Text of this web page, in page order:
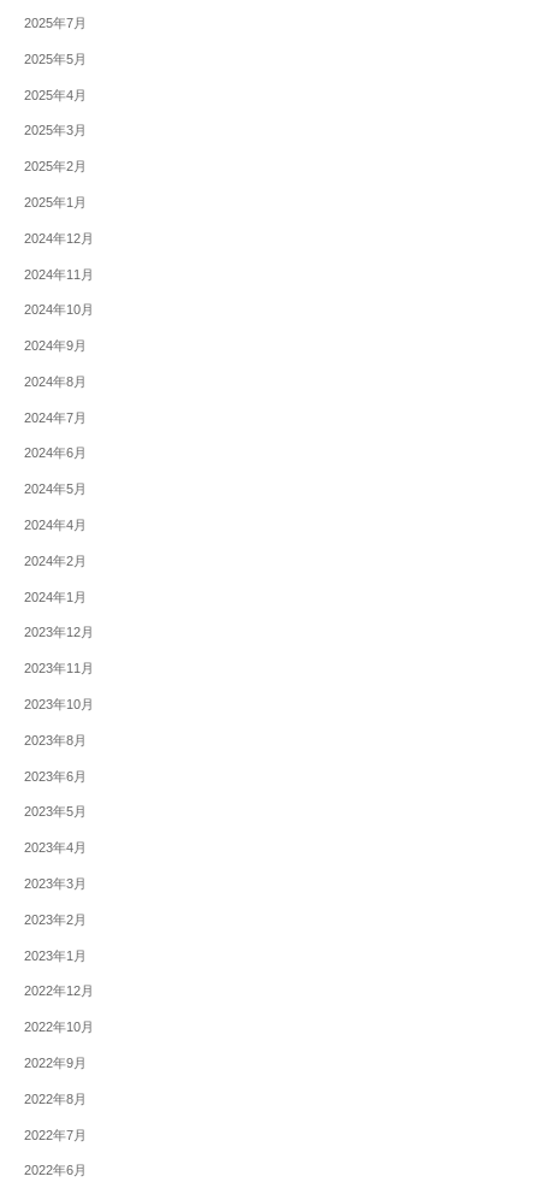
2025年7月
2025年5月
2025年4月
2025年3月
2025年2月
2025年1月
2024年12月
2024年11月
2024年10月
2024年9月
2024年8月
2024年7月
2024年6月
2024年5月
2024年4月
2024年2月
2024年1月
2023年12月
2023年11月
2023年10月
2023年8月
2023年6月
2023年5月
2023年4月
2023年3月
2023年2月
2023年1月
2022年12月
2022年10月
2022年9月
2022年8月
2022年7月
2022年6月